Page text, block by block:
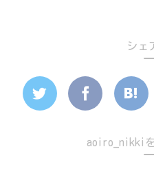
シェ
aoiro_nikki